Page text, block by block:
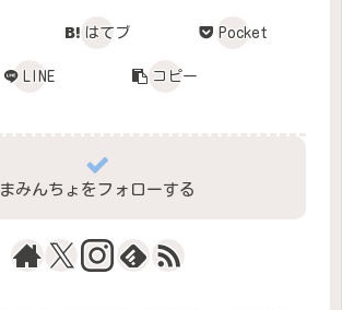
はてブ Pocket
LINE コピー
まみんちょをフォローする